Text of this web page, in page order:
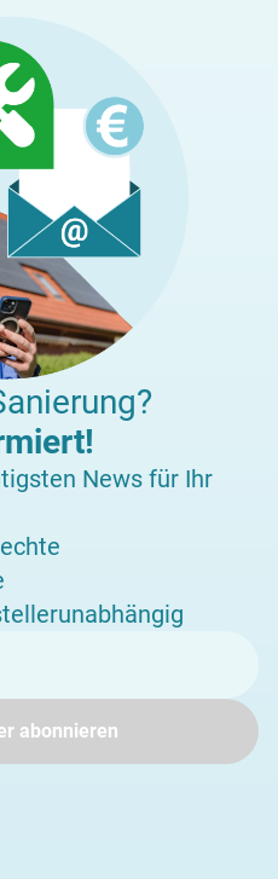
News für Ihr
abonnieren